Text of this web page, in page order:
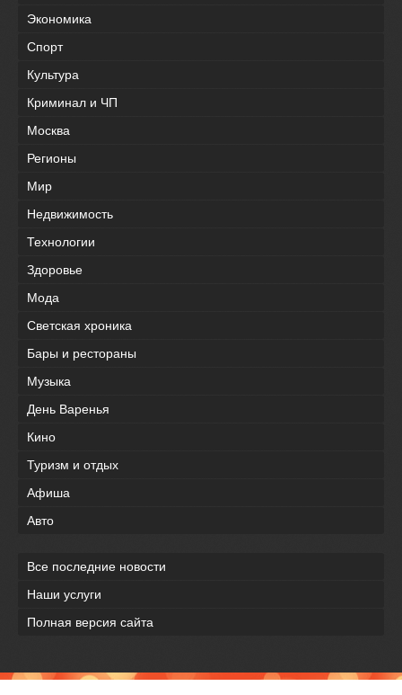
Экономика
Спорт
Культура
Криминал и ЧП
Москва
Регионы
Мир
Недвижимость
Технологии
Здоровье
Мода
Светская хроника
Бары и рестораны
Музыка
День Варенья
Кино
Туризм и отдых
Афиша
Авто
Все последние новости
Наши услуги
Полная версия сайта